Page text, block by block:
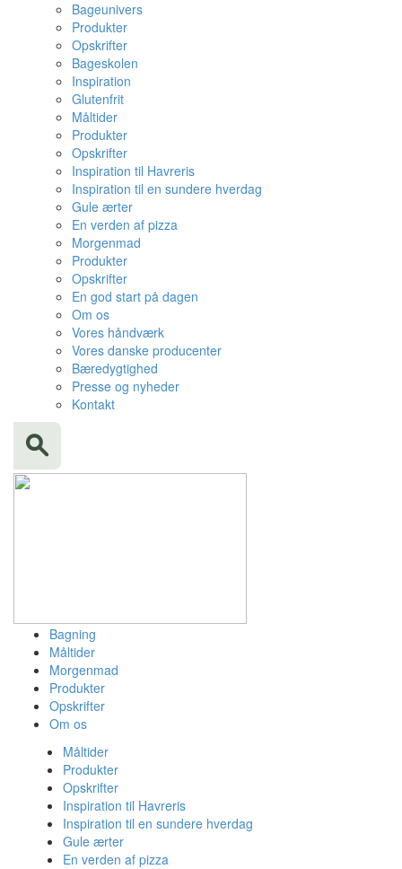
Bageunivers
Produkter
Opskrifter
Bageskolen
Inspiration
Glutenfrit
Måltider
Produkter
Opskrifter
Inspiration til Havreris
Inspiration til en sundere hverdag
Gule ærter
En verden af pizza
Morgenmad
Produkter
Opskrifter
En god start på dagen
Om os
Vores håndværk
Vores danske producenter
Bæredygtighed
Presse og nyheder
Kontakt
Bagning
Måltider
Morgenmad
Produkter
Opskrifter
Om os
Måltider
Produkter
Opskrifter
Inspiration til Havreris
Inspiration til en sundere hverdag
Gule ærter
En verden af pizza